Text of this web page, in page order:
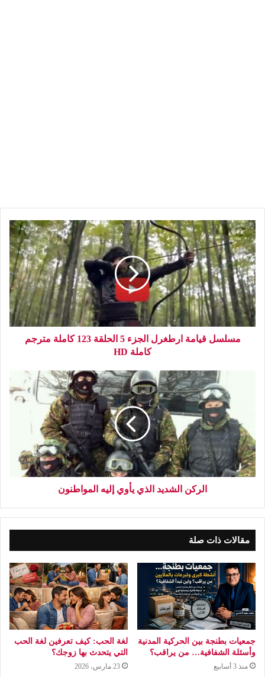
مسلسل قيامة ارطغرل الجزء 5 الحلقة 123 كاملة مترجم
كاملة HD
الركن الشديد الذي يأوي إليه المواطنون
مقالات ذات صلة
جمعيات بطنجة بين الحركية المدنية
وأسئلة الشفافية… من يراقب؟
منذ 3 أسابيع
لغة الحب: كيف تعرفين لغة الحب
التي يتحدث بها زوجك؟
23 مارس، 2026